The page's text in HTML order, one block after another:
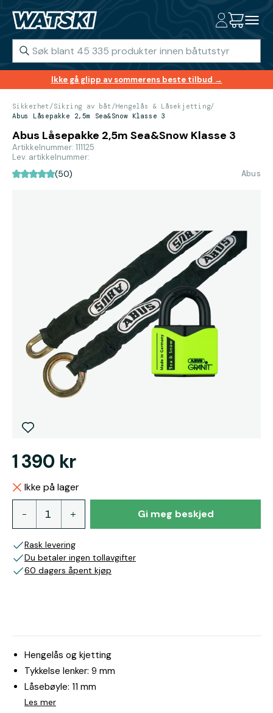
Ikke gå glipp av sommerens beste tilbud →
Sikkerhet /Sikring av båt /Hengelås & Låsekjetting/
Abus Låsepakke 2,5m Sea&Snow Klasse 3
Abus Låsepakke 2,5m Sea&Snow Klasse 3
Artikkelnummer: 111125
Lev. artikkelnummer:
(50) Abus
1 390 kr
Ikke på lager
Gi meg beskjed
Rask levering
Du betaler ingen tollavgifter
60 dagers åpent kjøp
Hengelås og kjetting
Tykkelse lenker: 9 mm
Låsebøyle: 11 mm
Les mer